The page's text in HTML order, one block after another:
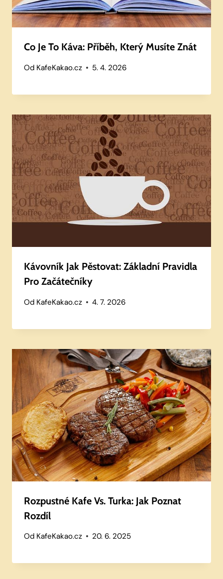
Co Je To Káva: Příběh, Který Musíte Znát
Od KafeKakao.cz 5. 4. 2026
Kávovník Jak Pěstovat: Základní Pravidla
Pro Začátečníky
Od KafeKakao.cz 4. 7. 2026
Rozpustné Kafe Vs. Turka: Jak Poznat
Rozdíl
Od KafeKakao.cz 20. 6. 2025